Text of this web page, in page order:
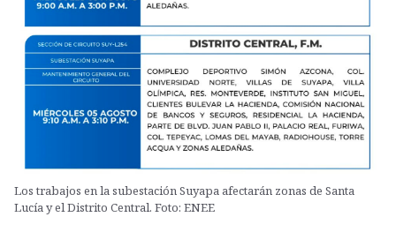
Los trabajos en la subestación Suyapa afectarán zonas de Santa
Lucía y el Distrito Central. Foto: ENEE